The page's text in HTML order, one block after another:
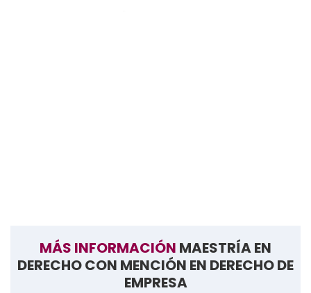
MÁS INFORMACIÓN MAESTRÍA EN
DERECHO CON MENCIÓN EN DERECHO DE
EMPRESA